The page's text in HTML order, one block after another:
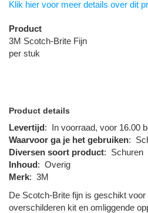
Klik hier voor meer details over dit
Product
3M Scotch-Brite Fijn
per stuk
Product details
Levertijd: In voorraad, voor 16.00
Waarvoor ga je het gebruiken:
Diversen soort product: Schuren
Inhoud: Overig
Merk: 3M
De Scotch-Brite fijn is geschikt
overschilderen kit en omliggende